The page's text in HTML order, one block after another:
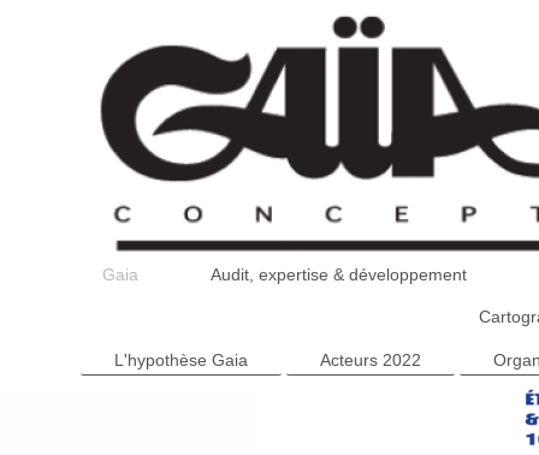
Gaia Audit, expertise & développement
L'hypothèse Gaia Acteurs 2022